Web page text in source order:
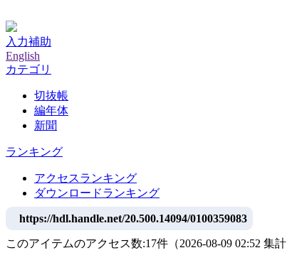
入力補助
English
カテゴリ
切抜帳
編年体
新聞
ランキング
アクセスランキング
ダウンロードランキング
https://hdl.handle.net/20.500.14094/0100359083
このアイテムのアクセス数:17件 （2026-08-09 02:52 集計